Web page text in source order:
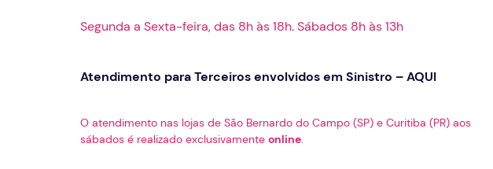
Segunda a Sexta-feira, das 8h às 18h. Sábados 8h às 13h
Atendimento para Terceiros envolvidos em Sinistro –AQUI
O atendimento nas lojas de São Bernardo do Campo (SP) e Curitiba (PR) aos
sábados é realizado exclusivamente online.